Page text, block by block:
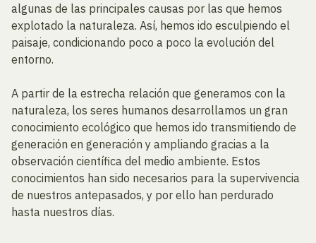
algunas de las principales causas por las que hemos
explotado la naturaleza. Así, hemos ido esculpiendo el
paisaje, condicionando poco a poco la evolución del
entorno.
A partir de la estrecha relación que generamos con la
naturaleza, los seres humanos desarrollamos un gran
conocimiento ecológico que hemos ido transmitiendo de
generación en generación y ampliando gracias a la
observación científica del medio ambiente. Estos
conocimientos han sido necesarios para la supervivencia
de nuestros antepasados, y por ello han perdurado
hasta nuestros días.